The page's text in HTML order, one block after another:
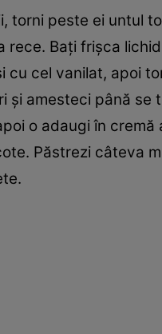
torni peste ei untul
rece. Baţi frişca
cu cel vanilat, apoi
şi amesteci până se
o adaugi în
Păstrezi câteva